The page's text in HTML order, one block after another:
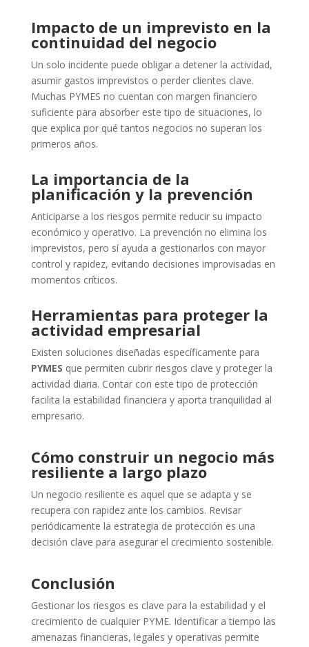
Impacto de un imprevisto en la
continuidad del negocio
Un solo incidente puede obligar a detener la actividad,
asumir gastos imprevistos o perder clientes clave.
Muchas PYMES no cuentan con margen financiero
suficiente para absorber este tipo de situaciones, lo
que explica por qué tantos negocios no superan los
primeros años.
La importancia de la
planificación y la prevención
Anticiparse a los riesgos permite reducir su impacto
económico y operativo. La prevención no elimina los
imprevistos, pero sí ayuda a gestionarlos con mayor
control y rapidez, evitando decisiones improvisadas en
momentos críticos.
Herramientas para proteger la
actividad empresarial
Existen soluciones diseñadas específicamente para
PYMES que permiten cubrir riesgos clave y proteger la
actividad diaria. Contar con este tipo de protección
facilita la estabilidad financiera y aporta tranquilidad al
empresario.
Cómo construir un negocio más
resiliente a largo plazo
Un negocio resiliente es aquel que se adapta y se
recupera con rapidez ante los cambios. Revisar
periódicamente la estrategia de protección es una
decisión clave para asegurar el crecimiento sostenible.
Conclusión
Gestionar los riesgos es clave para la estabilidad y el
crecimiento de cualquier PYME. Identificar a tiempo las
amenazas financieras, legales y operativas permite